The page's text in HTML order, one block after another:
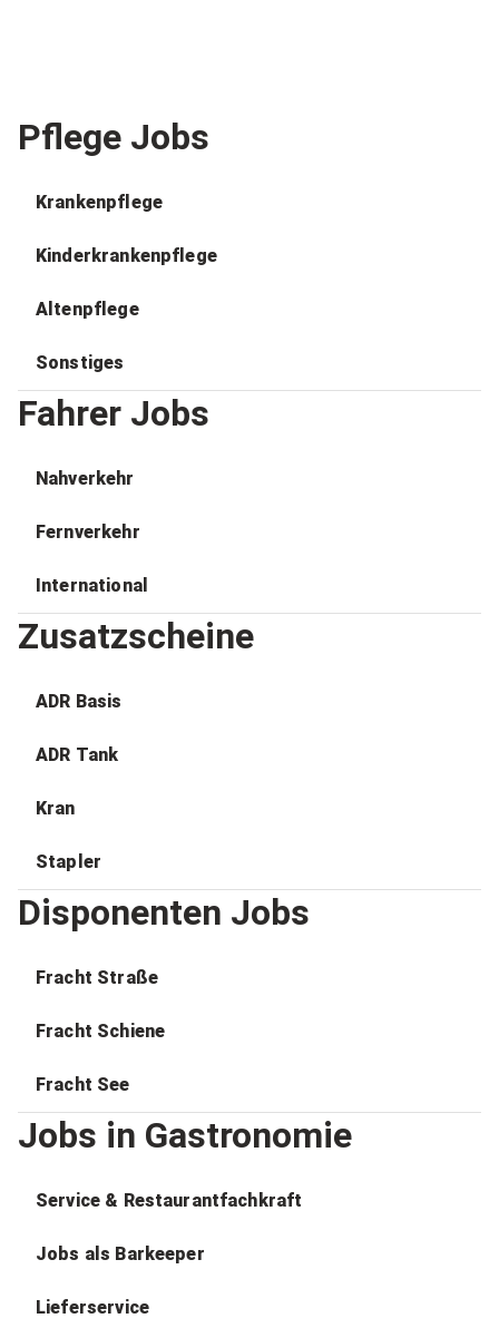
Pflege Jobs
Krankenpflege
Kinderkrankenpflege
Altenpflege
Sonstiges
Fahrer Jobs
Nahverkehr
Fernverkehr
International
Zusatzscheine
ADR Basis
ADR Tank
Kran
Stapler
Disponenten Jobs
Fracht Straße
Fracht Schiene
Fracht See
Jobs in Gastronomie
Service & Restaurantfachkraft
Jobs als Barkeeper
Lieferservice